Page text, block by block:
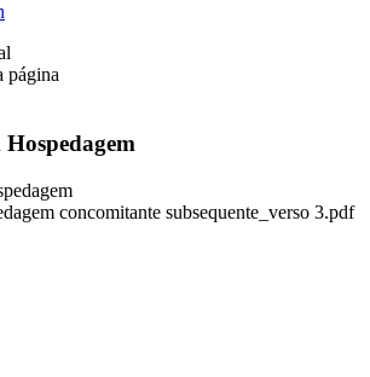
página
concomitante subsequente_verso 3.pdf